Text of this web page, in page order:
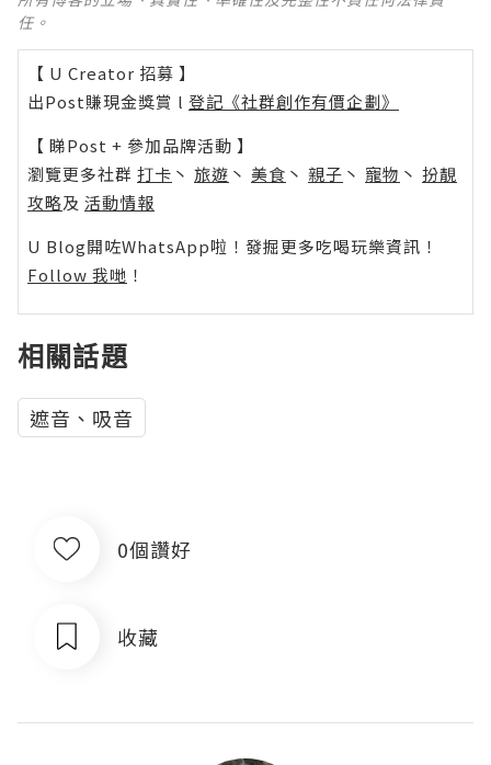
任。
【 U Creator 招募 】
出Post賺現金獎賞 l 登記《社群創作有價企劃》
【 睇Post + 參加品牌活動 】
瀏覽更多社群 打卡 丶 旅遊 丶 美食 丶 親子 丶 寵物 丶 扮靚
攻略及 活動情報
U Blog開咗WhatsApp啦！發掘更多吃喝玩樂資訊！
Follow 我哋 ！
相關話題
遮音、吸音
0個讚好
收藏